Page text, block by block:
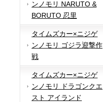
ンノモリ NARUTO &
BORUTO 忍里
タイムズカー×ニジゲ
ンノモリ ゴジラ迎撃作
戦
タイムズカー×ニジゲ
ンノモリ ドラゴンクエ
スト アイランド